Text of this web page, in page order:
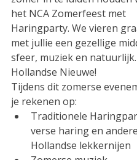
het NCA Zomerfeest met
Haringparty. We vieren
met jullie een gezellige
sfeer, muziek en
Hollandse Nieuwe!
Tijdens dit zomerse
je rekenen op:
Traditionele
verse haring en andere
Hollandse lekkernijen